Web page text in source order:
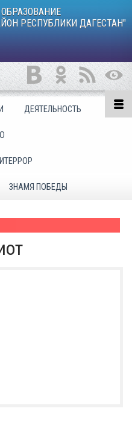
РЕСПУБЛИКИ ДАГЕСТАН"
ДЕЯТЕЛЬНОСТЬ
ЗНАМЯ ПОБЕДЫ